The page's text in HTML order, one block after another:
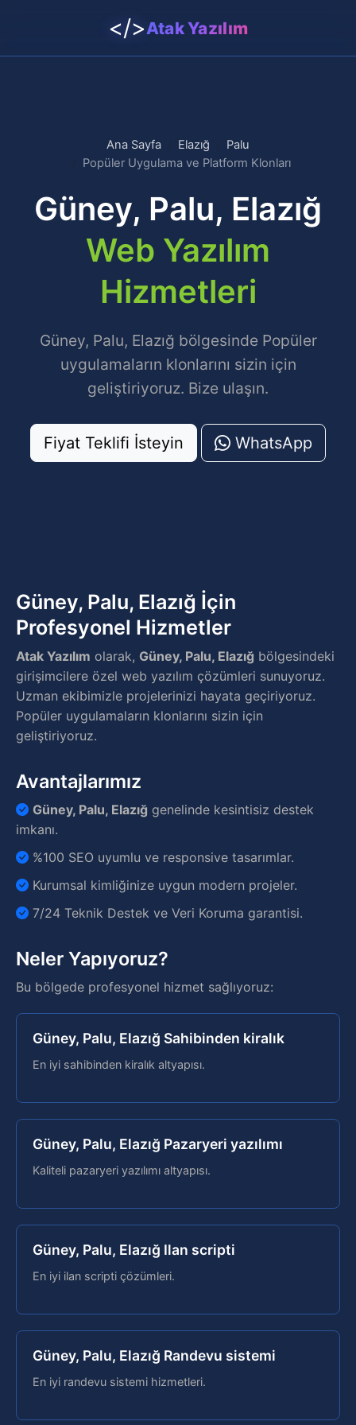
</>Atak Yazılım
Ana Sayfa Elazığ
Palu
Popüler Uygulama ve Platform Klonları
Güney, Palu, Elazığ
Web Yazılım
Hizmetleri
Güney, Palu, Elazığ bölgesinde Popüler
uygulamaların klonlarını sizin için
geliştiriyoruz. Bize ulaşın.
Fiyat Teklifi İsteyin WhatsApp
Güney, Palu, Elazığ İçin
Profesyonel Hizmetler
Atak Yazılım olarak, Güney, Palu, Elazığ bölgesindeki
girişimcilere özel web yazılım çözümleri sunuyoruz.
Uzman ekibimizle projelerinizi hayata geçiriyoruz.
Popüler uygulamaların klonlarını sizin için
geliştiriyoruz.
Avantajlarımız
Güney, Palu, Elazığ genelinde kesintisiz destek
imkanı.
%100 SEO uyumlu ve responsive tasarımlar.
Kurumsal kimliğinize uygun modern projeler.
7/24 Teknik Destek ve Veri Koruma garantisi.
Neler Yapıyoruz?
Bu bölgede profesyonel hizmet sağlıyoruz:
Güney, Palu, Elazığ Sahibinden kiralık
En iyi sahibinden kiralık altyapısı.
Güney, Palu, Elazığ Pazaryeri yazılımı
Kaliteli pazaryeri yazılımı altyapısı.
Güney, Palu, Elazığ Ilan scripti
En iyi ilan scripti çözümleri.
Güney, Palu, Elazığ Randevu sistemi
En iyi randevu sistemi hizmetleri.